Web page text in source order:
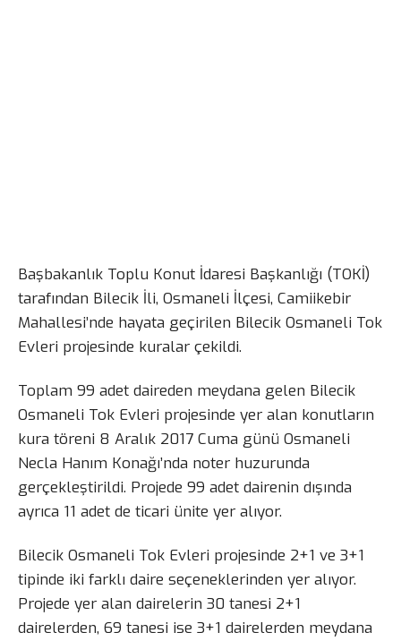
Başbakanlık Toplu Konut İdaresi Başkanlığı (TOKİ)
tarafından Bilecik İli, Osmaneli İlçesi, Camiikebir
Mahallesi’nde hayata geçirilen Bilecik Osmaneli Tok
Evleri projesinde kuralar çekildi.
Toplam 99 adet daireden meydana gelen Bilecik
Osmaneli Tok Evleri projesinde yer alan konutların
kura töreni 8 Aralık 2017 Cuma günü Osmaneli
Necla Hanım Konağı’nda noter huzurunda
gerçekleştirildi. Projede 99 adet dairenin dışında
ayrıca 11 adet de ticari ünite yer alıyor.
Bilecik Osmaneli Tok Evleri projesinde 2+1 ve 3+1
tipinde iki farklı daire seçeneklerinden yer alıyor.
Projede yer alan dairelerin 30 tanesi 2+1
dairelerden, 69 tanesi ise 3+1 dairelerden meydana